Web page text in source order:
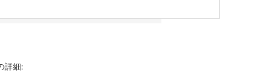
詳細: